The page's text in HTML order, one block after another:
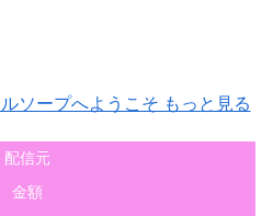
配信元
金額